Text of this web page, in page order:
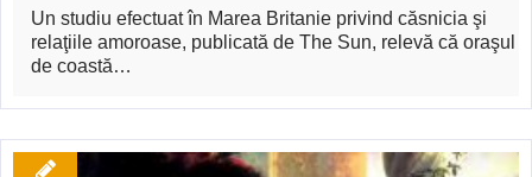
Un studiu efectuat în Marea Britanie privind căsnicia şi
relaţiile amoroase, publicată de The Sun, relevă că oraşul
de coastă…